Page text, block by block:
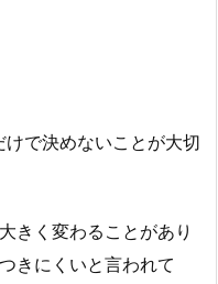
で決めないことが大切
きく変わることがあり
きにくいと言われて